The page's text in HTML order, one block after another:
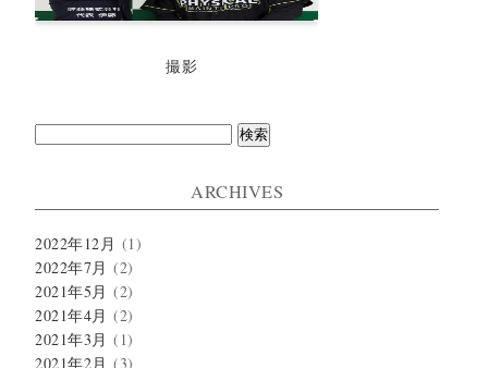
撮影
ARCHIVES
2022年12月 (1)
2022年7月 (2)
2021年5月 (2)
2021年4月 (2)
2021年3月 (1)
2021年2月 (3)